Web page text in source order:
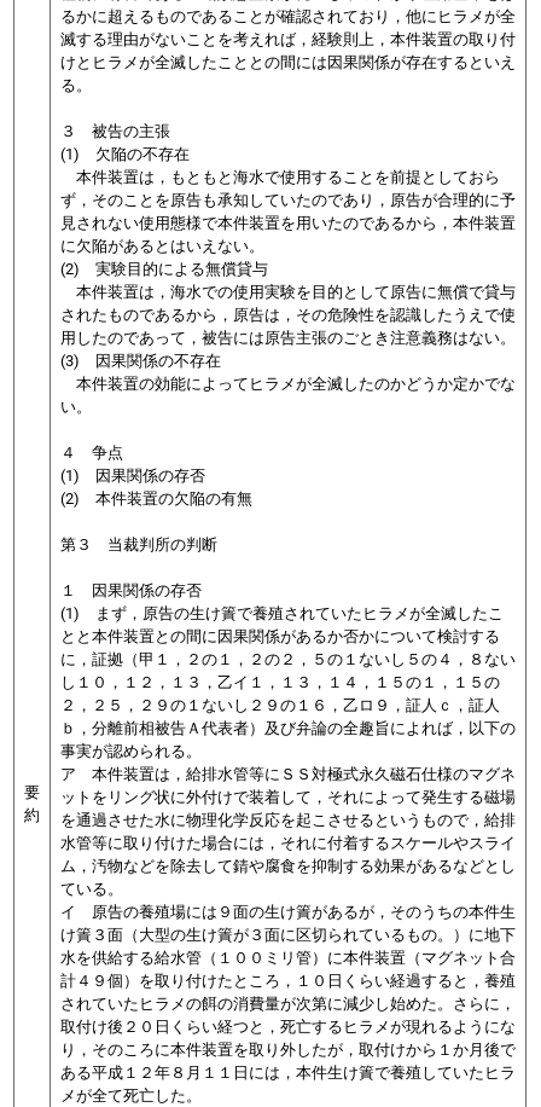
要
約
るかに超えるものであることが確認されており ，他にヒラメが全
滅する理由がないことを考えれば，経験則上，本件装置の取り付
けとヒラメが全滅したこととの間には因果関係が存在するといえ
る。
３ 被告の主張
(1) 欠陥の不存在
本件装置は，もともと海水で使用することを前提としておら
ず，そのことを原告も承知していたのであり，原告が合理的に予
見されない使用態様で本件装置を用いたのであるから，本件装置
に欠陥があるとはいえない。
(2) 実験目的による無償貸与
本件装置は，海水での使用実験を目的として原告に無償で貸与
されたものであるから，原告は，その危険性を認識したうえで使
用したのであって，被告には原告主張のごとき注意義務はない。
(3) 因果関係の不存在
本件装置の効能によってヒラメが全滅したのかどうか定かでな
い。
４ 争点
(1) 因果関係の存否
(2) 本件装置の欠陥の有無
第３ 当裁判所の判断
１ 因果関係の存否
(1) まず，原告の生け簀で養殖されていたヒラメが全滅したこ
とと本件装置との間に因果関係があるか否かについて検討する
に，証拠（甲１，２の１，２の２，５の１ないし５の４，８ない
し１０，１２，１３，乙イ１，１３，１４，１５の１，１５の
２，２５，２９の１ないし２９の１６，乙ロ９，証人ｃ，証人
ｂ，分離前相被告Ａ代表者）及び弁論の全趣旨によれば，以下の
事実が認められる。
ア 本件装置は，給排水管等にＳＳ対極式永久磁石仕様のマグネ
ットをリング状に外付けで装着して，それによって発生する磁場
を通過させた水に物理化学反応を起こさせるというもので，給排
水管等に取り付けた場合には，それに付着するスケールやスライ
ム，汚物などを除去して錆や腐食を抑制する効果があるなどとし
ている。
イ 原告の養殖場には９面の生け簀があるが，そのうちの本件生
け簀３面（大型の生け簀が３面に区切られているもの。）に地下
水を供給する給水管（１００ミリ管）に本件装置（マグネット合
計４９個）を取り付けたところ，１０日くらい経過すると，養殖
されていたヒラメの餌の消費量が次第に減少し始めた。さらに，
取付け後２０日くらい経つと，死亡するヒラメが現れるようにな
り，そのころに本件装置を取り外したが，取付けから１か月後で
ある平成１２年８月１１日には，本件生け簀で養殖していたヒラ
メが全て死亡した。